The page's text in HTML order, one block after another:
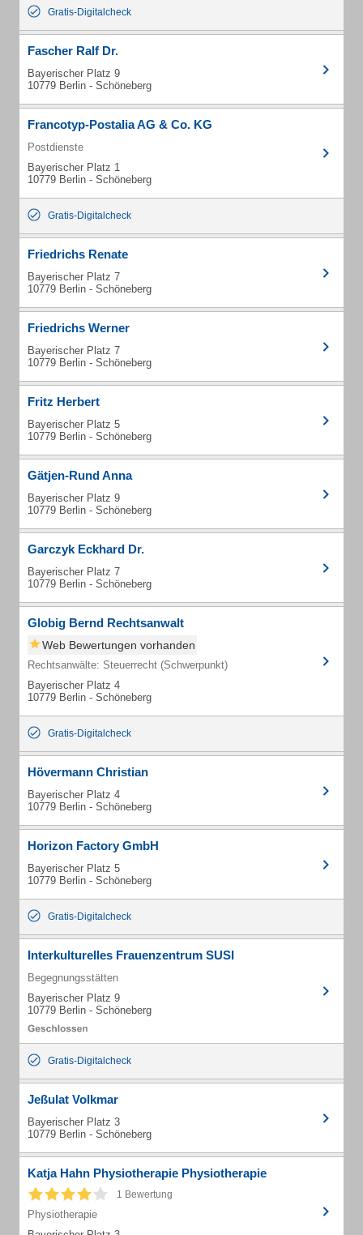
Gratis-Digitalcheck
Fascher Ralf Dr.
Bayerischer Platz 9
10779 Berlin - Schöneberg
Francotyp-Postalia AG & Co. KG
Postdienste
Bayerischer Platz 1
10779 Berlin - Schöneberg
Gratis-Digitalcheck
Friedrichs Renate
Bayerischer Platz 7
10779 Berlin - Schöneberg
Friedrichs Werner
Bayerischer Platz 7
10779 Berlin - Schöneberg
Fritz Herbert
Bayerischer Platz 5
10779 Berlin - Schöneberg
Gätjen-Rund Anna
Bayerischer Platz 9
10779 Berlin - Schöneberg
Garczyk Eckhard Dr.
Bayerischer Platz 7
10779 Berlin - Schöneberg
Globig Bernd Rechtsanwalt
Web Bewertungen vorhanden
Rechtsanwälte: Steuerrecht (Schwerpunkt)
Bayerischer Platz 4
10779 Berlin - Schöneberg
Gratis-Digitalcheck
Hövermann Christian
Bayerischer Platz 4
10779 Berlin - Schöneberg
Horizon Factory GmbH
Bayerischer Platz 5
10779 Berlin - Schöneberg
Gratis-Digitalcheck
Interkulturelles Frauenzentrum SUSI
Begegnungsstätten
Bayerischer Platz 9
10779 Berlin - Schöneberg
Gratis-Digitalcheck
Jeßulat Volkmar
Bayerischer Platz 3
10779 Berlin - Schöneberg
Katja Hahn Physiotherapie Physiotherapie
1 Bewertung
Physiotherapie